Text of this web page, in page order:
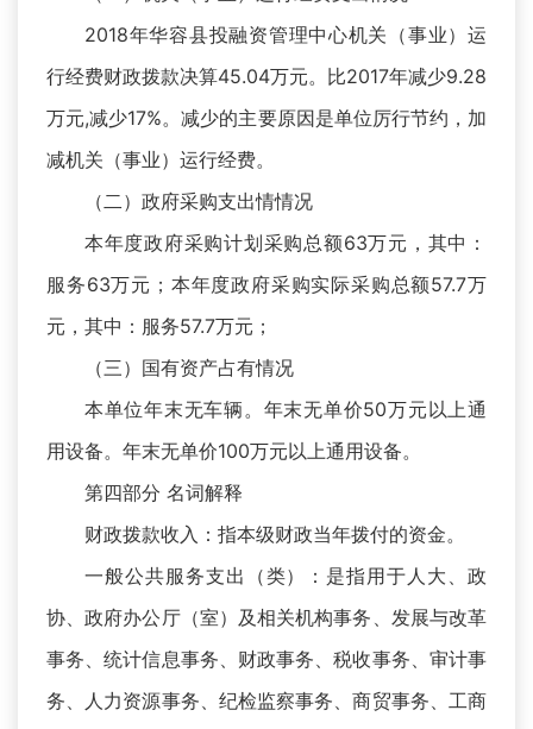
2018年华容县投融资管理中心机关（事业）运
行经费财政拨款决算45.04万元。比2017年减少9.28
万元,减少17%。减少的主要原因是单位厉行节约，加
减机关（事业）运行经费。
（二）政府采购支出情情况
本年度政府采购计划采购总额63万元，其中：
服务63万元；本年度政府采购实际采购总额57.7万
元，其中：服务57.7万元；
（三）国有资产占有情况
本单位年末无车辆。年末无单价50万元以上通
用设备。年末无单价100万元以上通用设备。
第四部分 名词解释
财政拨款收入：指本级财政当年拨付的资金。
一般公共服务支出（类）：是指用于人大、政
协、政府办公厅（室）及相关机构事务、发展与改革
事务、统计信息事务、财政事务、税收事务、审计事
务、人力资源事务、纪检监察事务、商贸事务、工商